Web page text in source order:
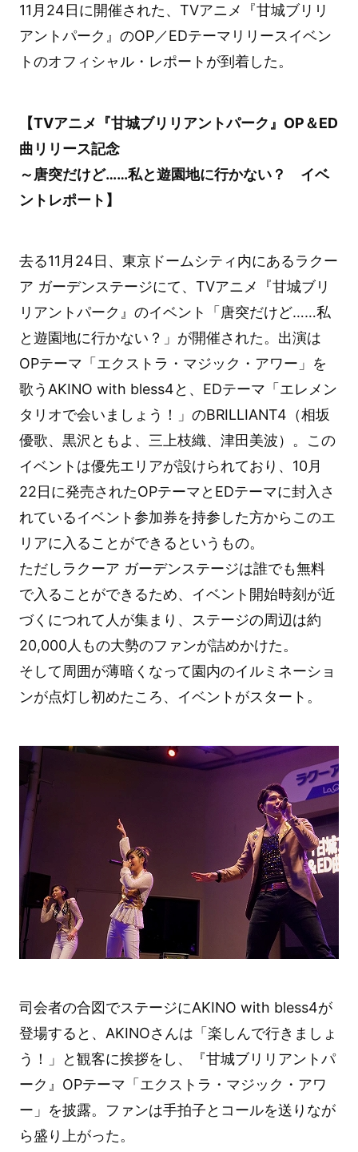
11月24日に開催された、TVアニメ『甘城ブリリ
アントパーク』のOP／EDテーマリリースイベン
トのオフィシャル・レポートが到着した。
【TVアニメ『甘城ブリリアントパーク』OP＆ED
曲リリース記念
～唐突だけど……私と遊園地に行かない？ イベ
ントレポート】
去る11月24日、東京ドームシティ内にあるラクー
ア ガーデンステージにて、TVアニメ『甘城ブリ
リアントパーク』のイベント「唐突だけど……私
と遊園地に行かない？」が開催された。出演は
OPテーマ「エクストラ・マジック・アワー」を
歌うAKINO with bless4と、EDテーマ「エレメン
タリオで会いましょう！」のBRILLIANT4（相坂
優歌、黒沢ともよ、三上枝織、津田美波）。この
イベントは優先エリアが設けられており、10月
22日に発売されたOPテーマとEDテーマに封入さ
れているイベント参加券を持参した方からこのエ
リアに入ることができるというもの。
ただしラクーア ガーデンステージは誰でも無料
で入ることができるため、イベント開始時刻が近
づくにつれて人が集まり、ステージの周辺は約
20,000人もの大勢のファンが詰めかけた。
そして周囲が薄暗くなって園内のイルミネーショ
ンが点灯し初めたころ、イベントがスタート。
司会者の合図でステージにAKINO with bless4が
登場すると、AKINOさんは「楽しんで行きましょ
う！」と観客に挨拶をし、『甘城ブリリアントパ
ーク』OPテーマ「エクストラ・マジック・アワ
ー」を披露。ファンは手拍子とコールを送りなが
ら盛り上がった。